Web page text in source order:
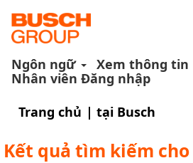
Ngôn ngữ
Xem thông tin
Nhân viên Đăng nhập
Trang chủ | tại Busch
tại)
Kết quả tìm kiếm cho